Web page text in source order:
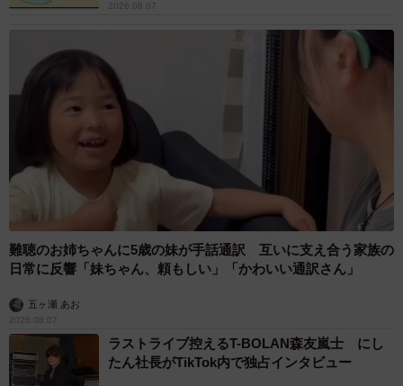
2026.08.07
難聴のお姉ちゃんに5歳の妹が手話通訳 互いに支え合う家族の
日常に反響「妹ちゃん、頼もしい」「かわいい通訳さん」
五ヶ瀬 あお
2026.08.07
ラストライブ控えるT-BOLAN森友嵐士 にし
たん社長がTikTok内で独占インタビュー